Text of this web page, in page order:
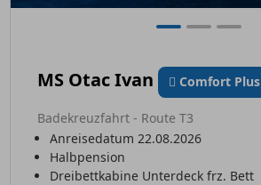
MS Otac Ivan Comfort Plus
Badekreuzfahrt - Route T3
Anreisedatum 22.08.2026
Halbpension
Dreibettkabine Unterdeck frz. Bett